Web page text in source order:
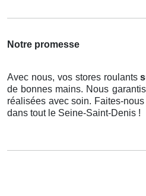
Notre promesse
Avec nous, vos stores roulants
de bonnes mains. Nous
réalisées avec soin. Faites-
dans tout le Seine-Saint-Denis !